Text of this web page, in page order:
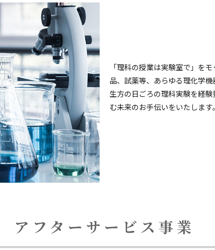
「理科の授業は実験室で」を
品、試薬等、あらゆる理化学
生方の日ごろの理科実験を経
む未来のお手伝いをいたします。
アフターサービス事業